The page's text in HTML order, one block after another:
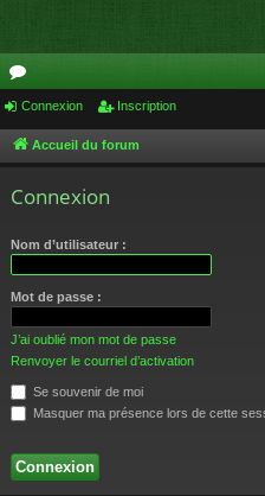
or
u
Connexion Inscription
Accueil du forum
Connexion
Nom d’utilisateur :
Mot de passe :
J’ai oublié mon mot de passe
Renvoyer le courriel d’activation
Se souvenir de moi
Masquer ma présence lors de cette